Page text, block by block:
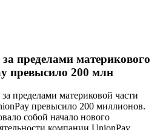
пределами материкового
превысило 200 млн
пределами материковой части
превысило 200 миллионов.
собой начало нового